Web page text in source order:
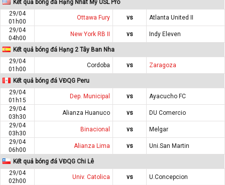
Kết quả bóng đá Hạng Nhất Mỹ USL Pro
29/04
01h00
Ottawa Fury vs
Atlanta United II
29/04
04h00
New York RB II vs Indy Eleven
Kết quả bóng đá Hạng 2 Tây Ban Nha
29/04
01h00
Cordoba vs Zaragoza
Kết quả bóng đá VĐQG Peru
29/04
01h15
Dep. Municipal vs
Ayacucho FC
29/04
03h30
Alianza Huanuco vs
DU Comercio
29/04
03h30
Binacional vs
Melgar
29/04
06h00
Alianza Lima vs Uni.San Martin
Kết quả bóng đá VĐQG Chi Lê
29/04
02h00
Univ. Catolica vs
U.Concepcion